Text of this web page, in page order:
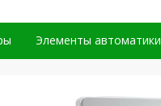
Элементы автоматики